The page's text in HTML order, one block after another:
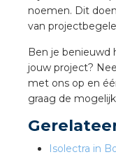
noemen. Dit
van
Ben je benieuwd
jouw project?
met ons op en
graag de
Isolectra in